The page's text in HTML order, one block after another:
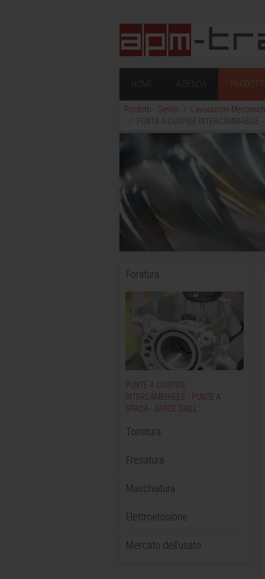
HOME AZIENDA
Prodotti - Servizi Lavorazioni
PUNTA A CUSPIDE
Foratura
PUNTE A CUSPIDE
INTERCAMBIABILE - PUNTE A
SPADA - SPADE DRILL
Tornitura
Fresatura
Maschiatura
Elettroerosione
Mercato dell'usato